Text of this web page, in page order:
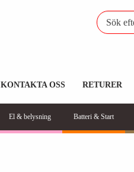
KONTAKTA OSS RETURER
El & belysning Batteri & Start